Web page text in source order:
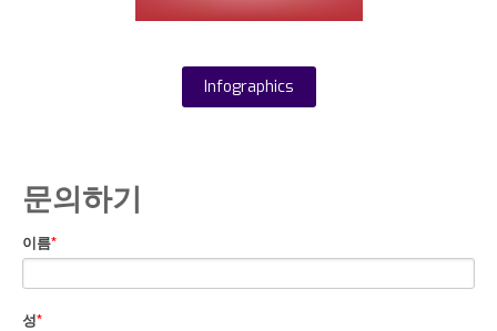
Infographics
문의하기
이름*
성*